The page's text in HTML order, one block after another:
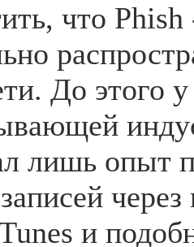
что
До этого у
лишь опыт
и